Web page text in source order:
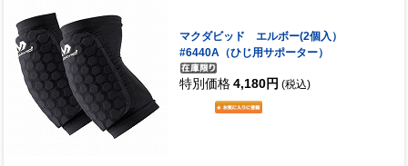
マクダビッド エルボー(2個入）
#6440A（ひじ用サポーター）
特別価格 4,180円 (税込)